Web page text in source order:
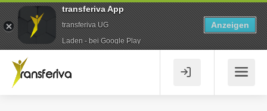
transferiva App
transferiva UG
Laden - bei Google Play
Anzeigen